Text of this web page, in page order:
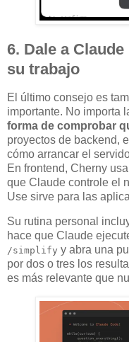
6. Dale a
su trabajo
El último consejo es
importante. No importa
forma de comprobar
proyectos de backend,
cómo arrancar el
En frontend, Cherny
que Claude controle el
Use sirve para las
Su rutina personal
hace que Claude
/simplify y abra una
por dos o tres los
es más relevante que